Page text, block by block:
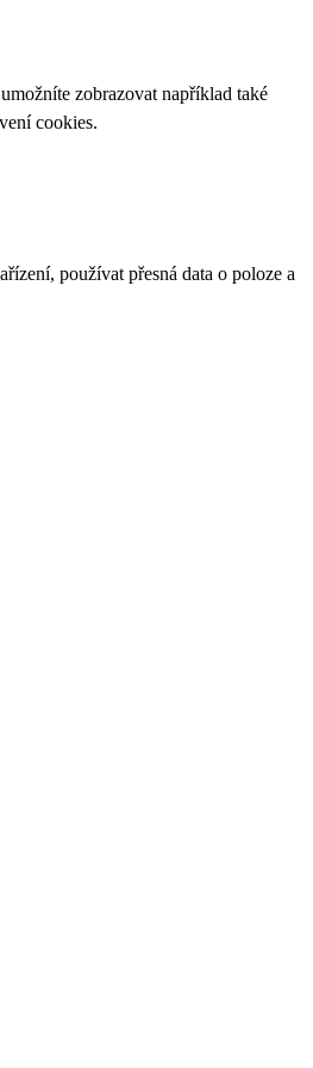
zobrazovat například také
cookies.
používat přesná data o poloze a